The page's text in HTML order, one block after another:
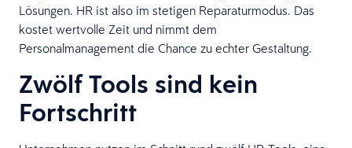
Lösungen. HR ist also im stetigen Reparaturmodus. Das
kostet wertvolle Zeit und nimmt dem
Personalmanagement die Chance zu echter Gestaltung.
Zwölf Tools sind kein
Fortschritt